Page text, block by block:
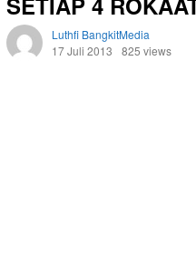
Luthfi BangkitMedia
17 Juli 2013
825 views